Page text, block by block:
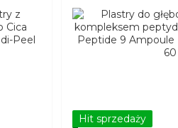
Hit sprzedaży